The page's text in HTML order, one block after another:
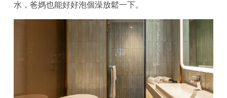
水，爸媽也能好好泡個澡放鬆一下。